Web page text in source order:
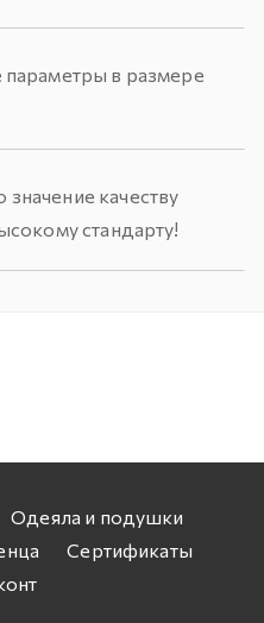
параметры в размере
качеству
стандарту!
Одеяла и подушки
Сертификаты